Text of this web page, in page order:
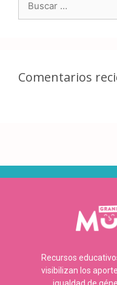
Comentarios
Recursos
visibilizan los
igualdad de